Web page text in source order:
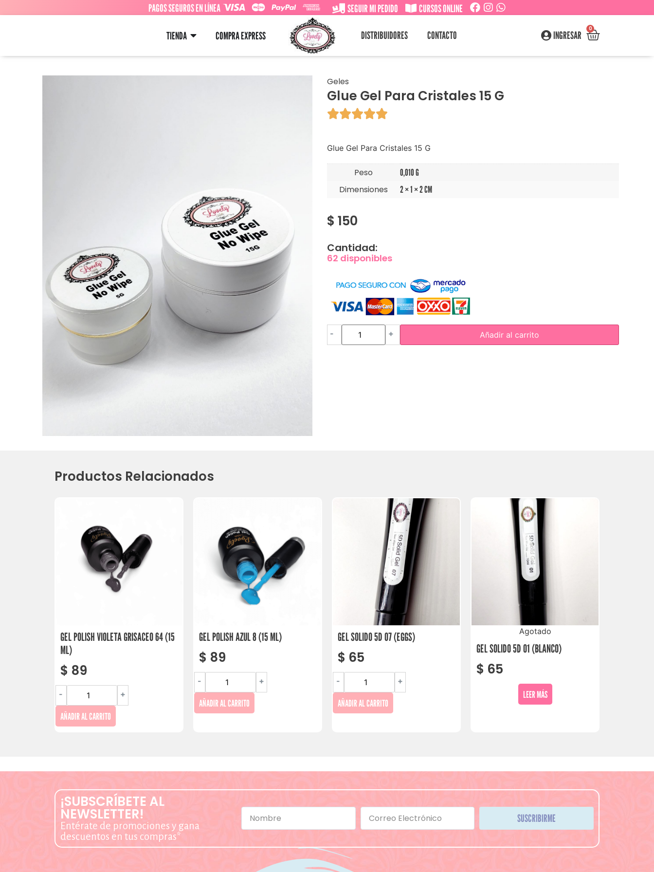
PAGOS SEGUROS EN LÍNEA SEGUIR MI PEDIDO CURSOS ONLINE
TIENDA COMPRA EXPRESS DISTRIBUIDORES CONTACTO INGRESAR
0
Geles
Glue Gel Para Cristales 15 G

Glue Gel Para Cristales 15 G
Peso 0,010 G
Dimensiones 2 × 1 × 2 CM
$ 150
Cantidad:
62 disponibles
- + Añadir al carrito
Productos Relacionados
GEL POLISH VIOLETA GRISACEO 64 (15
ML)
$ 89
- +
AÑADIR AL CARRITO
GEL POLISH AZUL 8 (15 ML)
$ 89
- +
AÑADIR AL CARRITO
GEL SOLIDO 5D 07 (EGGS)
$ 65
- +
AÑADIR AL CARRITO
Agotado
GEL SOLIDO 5D 01 (BLANCO)
$ 65
LEER MÁS
¡SUBSCRÍBETE AL
NEWSLETTER!
Entérate de promociones y gana
descuentos en tus compras*
SUSCRIBIRME